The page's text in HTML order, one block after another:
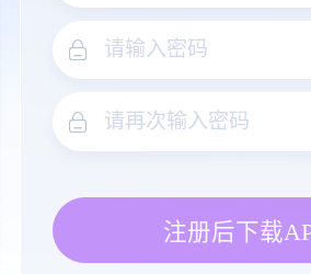
注册后下载